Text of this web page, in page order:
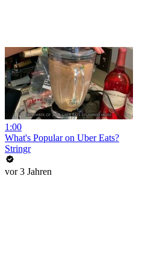
1:00
What's Popular on Uber Eats?
Stringr
vor 3 Jahren